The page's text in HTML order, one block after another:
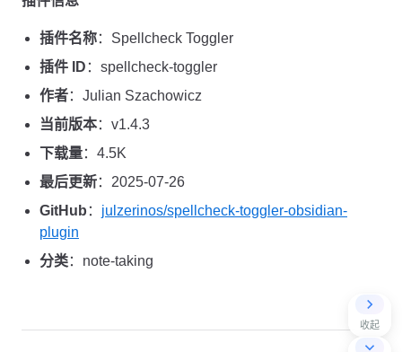
收起
插件名称：Spellcheck Toggler
插件 ID ：spellcheck-toggler
作者：Julian Szachowicz
当前版本：v1.4.3
下载量：4.5K
最后更新：2025-07-26
GitHub ： julzerinos/spellcheck-toggler-obsidian-
plugin
分类：note-taking